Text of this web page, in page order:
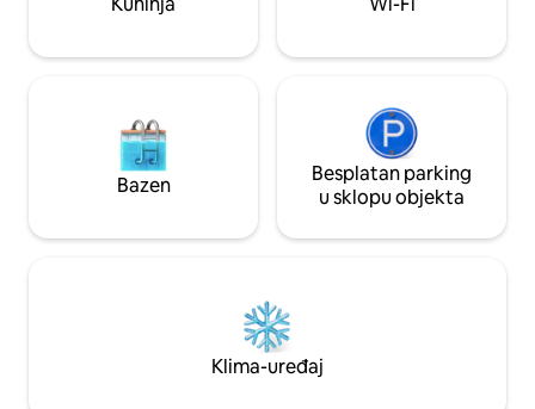
Nespreso aparat za kavu, pećnicu,
nalazi u petom okrugu, u srcu središta
ruševina. Ulica se nalazi u neposrednoj
blizini poznate trgovačke ulice Dohany i
trgovačke ulice Vaci. Kretanje u ovom
stanu ne može biti jednostavnije.
središta grada ili se koristiti bilo kojim od
tramvajem. Stan je udaljen 50-200
metara od autobusnih, tramvajskih i
katu povijesne zgrade koju je dizajnirao
posteljinom
Bazen
Besplatan parking
u sklopu objekta
Klima-uređaj